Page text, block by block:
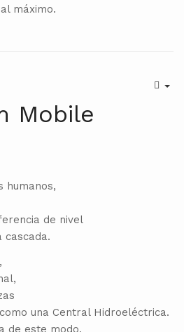
máximo.
Mobile
humanos,
de nivel
cascada.
una Central Hidroeléctrica.
de este modo,